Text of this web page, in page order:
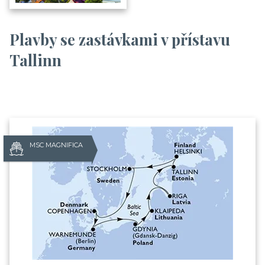
Plavby se zastávkami v přístavu
Tallinn
MSC MAGNIFICA